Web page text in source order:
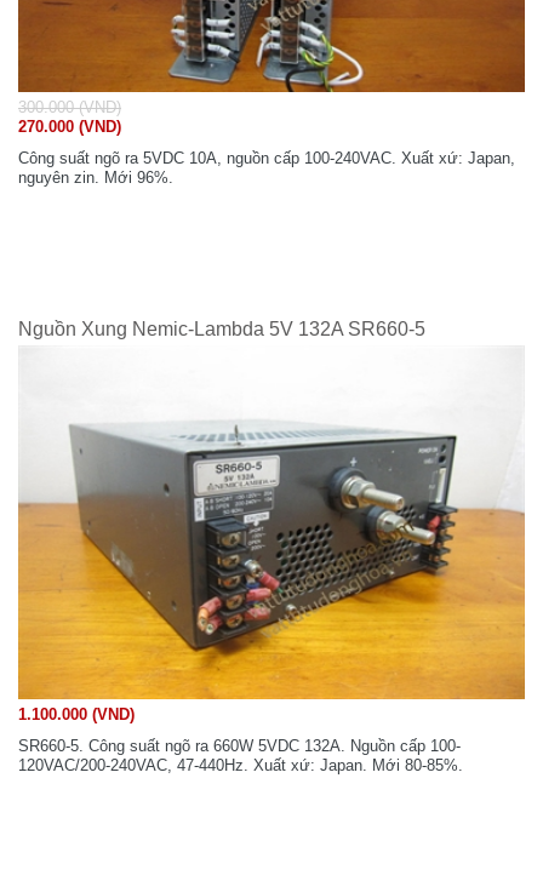
300.000 (VND)
270.000 (VND)
Công suất ngõ ra 5VDC 10A, nguồn cấp 100-240VAC. Xuất xứ: Japan,
nguyên zin. Mới 96%.
Nguồn Xung Nemic-Lambda 5V 132A SR660-5
1.100.000 (VND)
SR660-5. Công suất ngõ ra 660W 5VDC 132A. Nguồn cấp 100-
120VAC/200-240VAC, 47-440Hz. Xuất xứ: Japan. Mới 80-85%.